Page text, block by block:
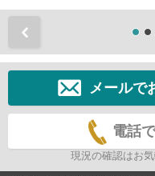
メールで
電話
現況の確認はお